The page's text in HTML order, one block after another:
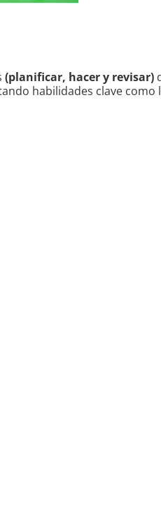
(planificar, hacer y revisar)
habilidades clave